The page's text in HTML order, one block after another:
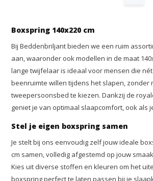
Boxspring 140x220 cm
Bij Beddenbriljant bieden we een ruim
aan, waaronder ook modellen in de maat
lange twijfelaar is ideaal voor mensen die
beenruimte willen tijdens het slapen, zonder
tweepersoonsbed te kiezen. Dankzij de
geniet je van optimaal slaapcomfort, ook als
Stel je eigen boxspring samen
Je stelt bij ons eenvoudig zelf jouw ideale
cm samen, volledig afgestemd op jouw
Kies uit diverse stoffen en kleuren om het
boxspring perfect te laten passen bij je